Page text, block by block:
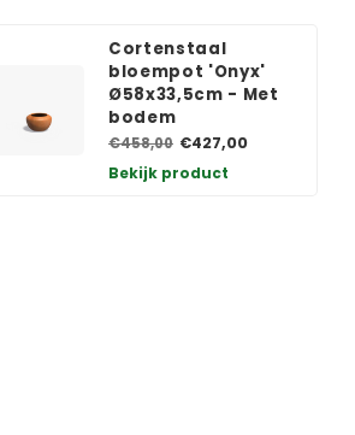
Cortenstaal
bloempot 'Onyx'
Ø58x33,5cm - Met
bodem
€458,00 €427,00
Bekijk product